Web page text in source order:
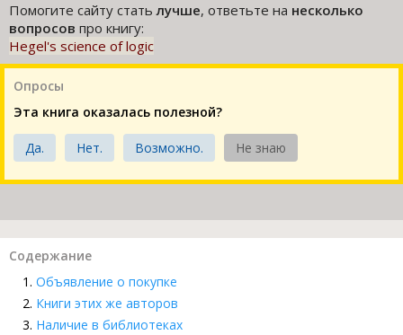
Помогите сайту статьлучше, ответьте на несколько
вопросов про книгу:
Hegel's science of logic
Опросы
Эта книга оказалась полезной?
Да. Нет. Возможно. Не знаю
Содержание
Объявление о покупке
Книги этих же авторов
Наличие в библиотеках